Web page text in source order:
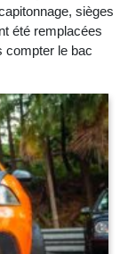
sièges
été remplacées
compter le bac